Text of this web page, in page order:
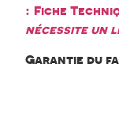
: Fiche
nécessite un
Garantie du